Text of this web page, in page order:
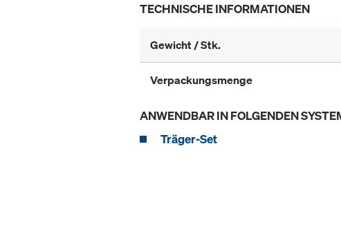
TECHNISCHE INFORMATIONEN
Gewicht / Stk.
Verpackungsmenge
ANWENDBAR IN FOLGENDEN
Träger-Set